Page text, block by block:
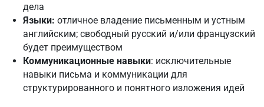
дела
Языки: отличное владение письменным и устным
английским; свободный русский и/или французский
будет преимуществом
Коммуникационные навыки: исключительные
навыки письма и коммуникации для
структурированного и понятного изложения идей